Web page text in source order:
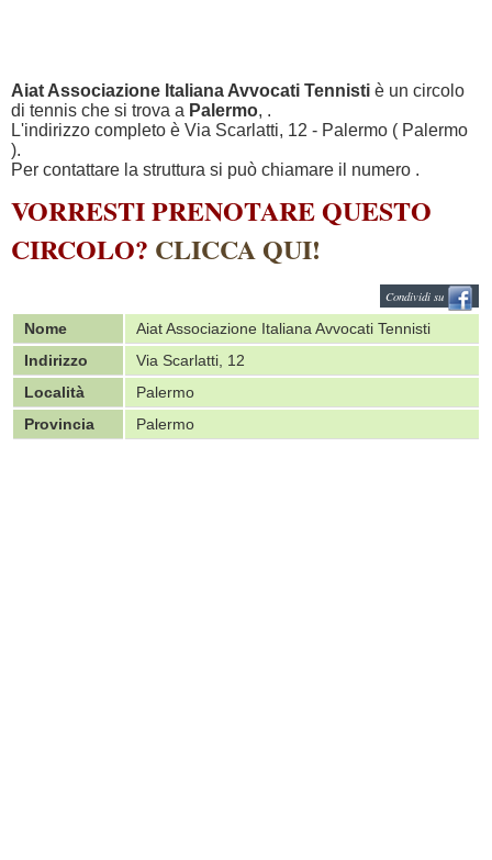
Aiat Associazione Italiana Avvocati Tennisti è un circolo
di tennis che si trova a Palermo, .
L'indirizzo completo è Via Scarlatti, 12 - Palermo ( Palermo
).
Per contattare la struttura si può chiamare il numero .
VORRESTI PRENOTARE QUESTO
CIRCOLO? CLICCA QUI!
Condividi su
Nome
Aiat Associazione Italiana Avvocati Tennisti
Indirizzo
Via Scarlatti, 12
Località
Palermo
Provincia
Palermo